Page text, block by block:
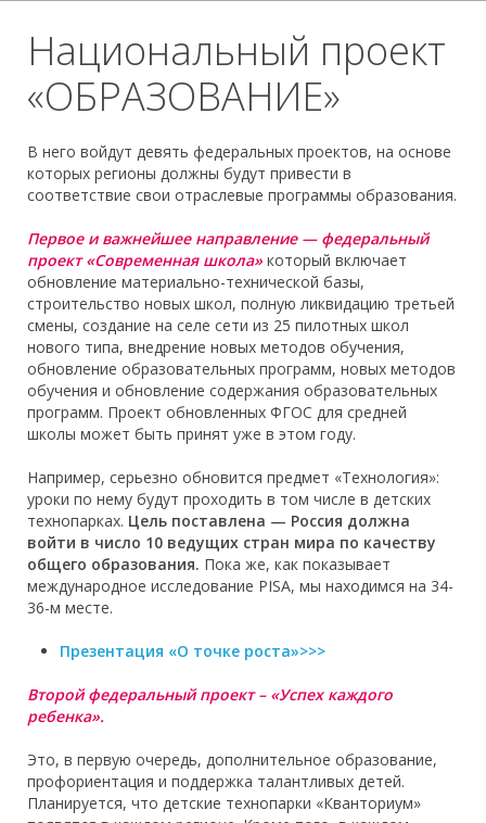
Национальный проект
«ОБРАЗОВАНИЕ»
В него войдут девять федеральных проектов, на основе
которых регионы должны будут привести в
соответствие свои отраслевые программы образования.
Первое и важнейшее направление — федеральный
проект «Современная школа» который включает
обновление материально-технической базы,
строительство новых школ, полную ликвидацию третьей
смены, создание на селе сети из 25 пилотных школ
нового типа, внедрение новых методов обучения,
обновление образовательных программ, новых методов
обучения и обновление содержания образовательных
программ. Проект обновленных ФГОС для средней
школы может быть принят уже в этом году.
Например, серьезно обновится предмет «Технология»:
уроки по нему будут проходить в том числе в детских
технопарках. Цель поставлена — Россия должна
войти в число 10 ведущих стран мира по качеству
общего образования. Пока же, как показывает
международное исследование PISA, мы находимся на 34-
36-м месте.
Презентация «О точке роста»>>>
Второй федеральный проект – «Успех каждого
ребенка».
Это, в первую очередь, дополнительное образование,
профориентация и поддержка талантливых детей.
Планируется, что детские технопарки «Кванториум»